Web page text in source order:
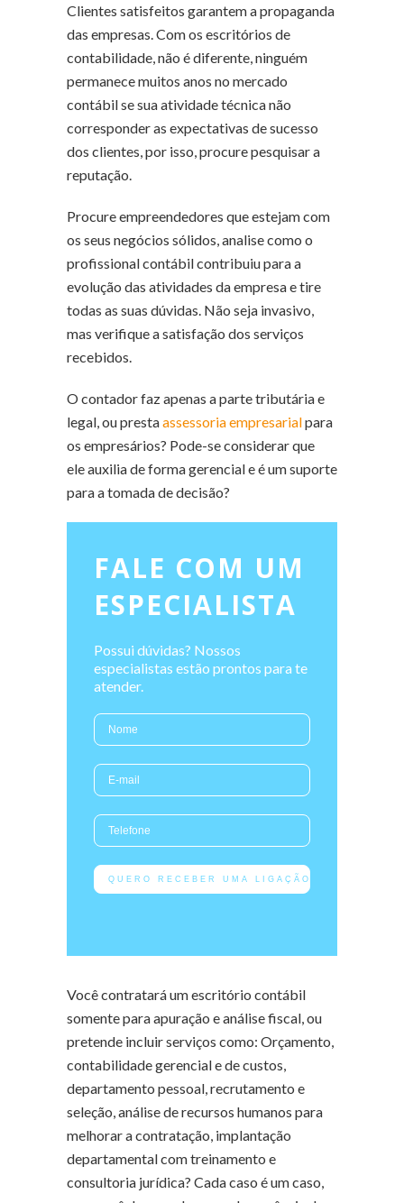
Clientes satisfeitos garantem a propaganda
das empresas. Com os escritórios de
contabilidade, não é diferente, ninguém
permanece muitos anos no mercado
contábil se sua atividade técnica não
corresponder as expectativas de sucesso
dos clientes, por isso, procure pesquisar a
reputação.
Procure empreendedores que estejam com
os seus negócios sólidos, analise como o
profissional contábil contribuiu para a
evolução das atividades da empresa e tire
todas as suas dúvidas. Não seja invasivo,
mas verifique a satisfação dos serviços
recebidos.
O contador faz apenas a parte tributária e
legal, ou prestaassessoria empresarialpara
os empresários? Pode-se considerar que
ele auxilia de forma gerencial e é um suporte
para a tomada de decisão?
FALE COM UM
ESPECIALISTA
Possui dúvidas? Nossos
especialistas estão prontos para te
atender.
Você contratará um escritório contábil
somente para apuração e análise fiscal, ou
pretende incluir serviços como: Orçamento,
contabilidade gerencial e de custos,
departamento pessoal, recrutamento e
seleção, análise de recursos humanos para
melhorar a contratação, implantação
departamental com treinamento e
consultoria jurídica? Cada caso é um caso,